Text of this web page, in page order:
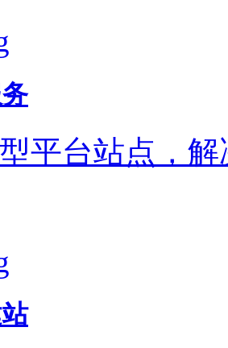
平台站点，